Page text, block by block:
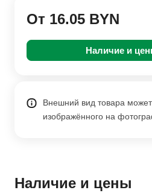
От 16.05 BYN
Наличие и
Внешний вид товара может
изображённого на
Наличие и цены